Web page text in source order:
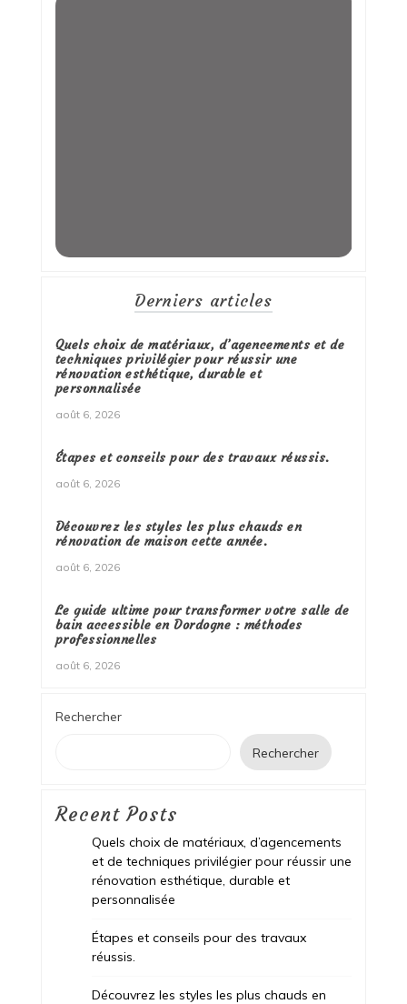
Derniers articles
Quels choix de matériaux, d’agencements et de
techniques privilégier pour réussir une
rénovation esthétique, durable et
personnalisée
août 6, 2026
Étapes et conseils pour des travaux réussis.
août 6, 2026
Découvrez les styles les plus chauds en
rénovation de maison cette année.
août 6, 2026
Le guide ultime pour transformer votre salle de
bain accessible en Dordogne : méthodes
professionnelles
août 6, 2026
Rechercher
Rechercher
Recent Posts
Quels choix de matériaux, d’agencements
et de techniques privilégier pour réussir une
rénovation esthétique, durable et
personnalisée
Étapes et conseils pour des travaux
réussis.
Découvrez les styles les plus chauds en